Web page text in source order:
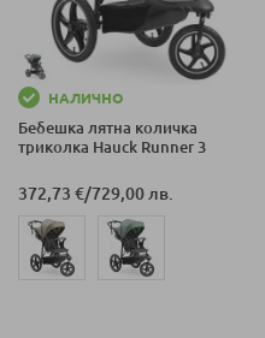
НАЛИЧНО
Бебешка лятна количка
триколка Hauck Runner 3
372,73 €/729,00 лв.